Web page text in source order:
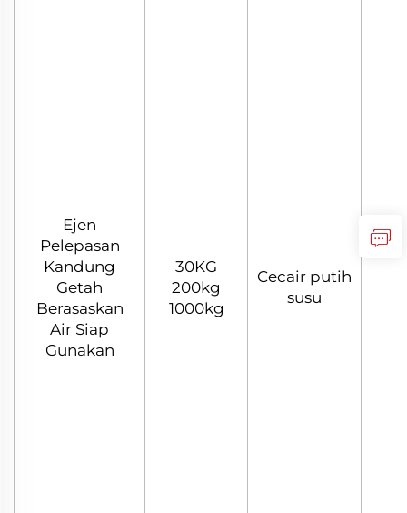
Ejen
Pelepasan
Kandung
Getah
Berasaskan
Air Siap
Gunakan
30KG
200kg
1000kg
Cecair putih
susu